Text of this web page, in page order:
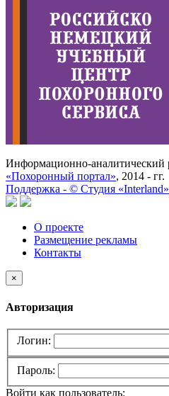
Информационно-аналитический
«Похоронный портал», 2014 - гг.
Поддержка - © Cтудия «Interland»
О проекте
Размещение рекламы
Контакты
×
Авторизация
Логин:
Пароль:
Войти как пользователь: